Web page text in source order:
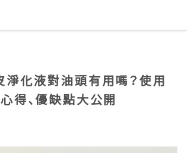
淨化液對油頭有用嗎？使用
得、優缺點大公開